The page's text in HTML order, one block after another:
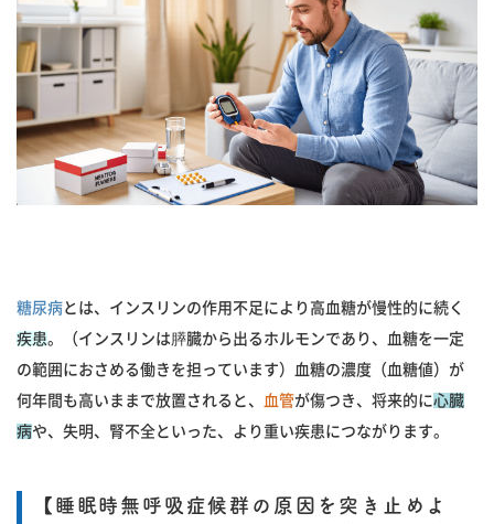
糖尿病とは、インスリンの作用不足により高血糖が慢性的に続く
疾患。（インスリンは膵臓から出るホルモンであり、血糖を一定
の範囲におさめる働きを担っています）血糖の濃度（血糖値）が
何年間も高いままで放置されると、
血管が傷つき、将来的に心臓
病や、失明、腎不全といった、より重い疾患につながります。
【睡眠時無呼吸症候群の原因を突き止めよ